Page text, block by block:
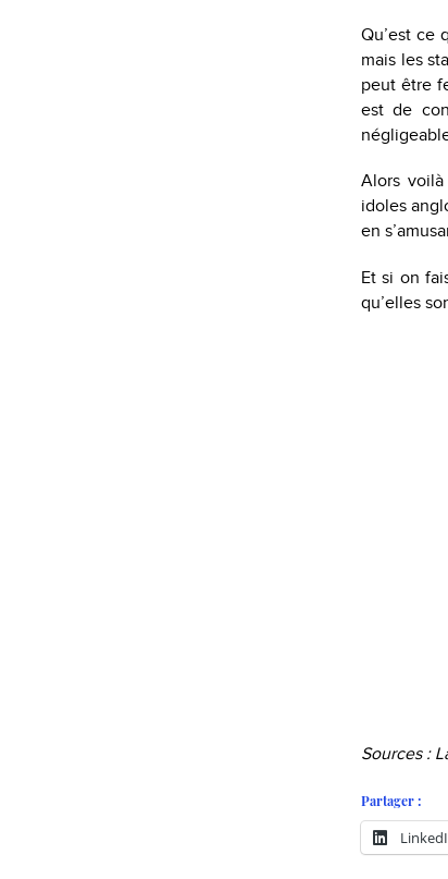
Qu’est ce
mais les
peut être
est de
Alors
idoles
en
Et si on
qu’elles
Sources :
Partager :